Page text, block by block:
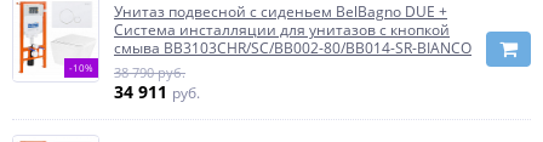
-10%
Унитаз подвесной с сиденьем BelBagno DUE +
Система инсталляции для унитазов с кнопкой
смыва BB3103CHR/SC/BB002-80/BB014-SR-BIANCO
38 790 руб.
34 911 руб.